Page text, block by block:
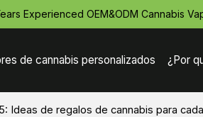
Experienced OEM&ODM Cannabis
de cannabis personalizados ¿Por
Ideas de regalos de cannabis para